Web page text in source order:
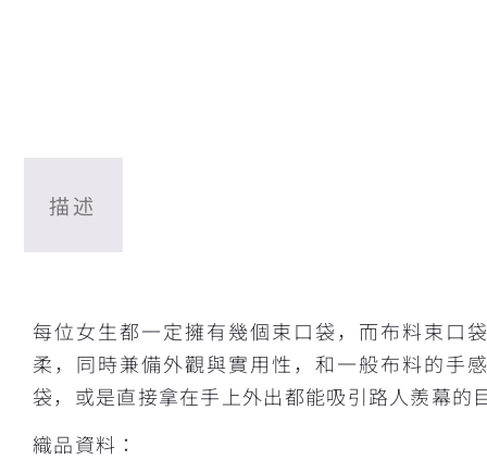
描述
每位女生都一定擁有幾個束口袋，而布料束口
柔，同時兼備外觀與實用性，和一般布料的手
袋，或是直接拿在手上外出都能吸引路人羨幕的
織品資料：